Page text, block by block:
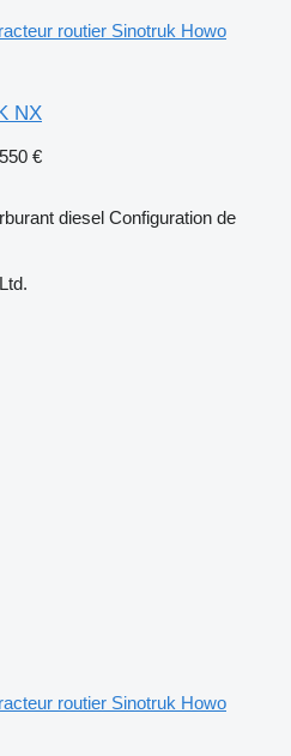
routier Sinotruk Howo
NX
€
diesel Configuration de
routier Sinotruk Howo